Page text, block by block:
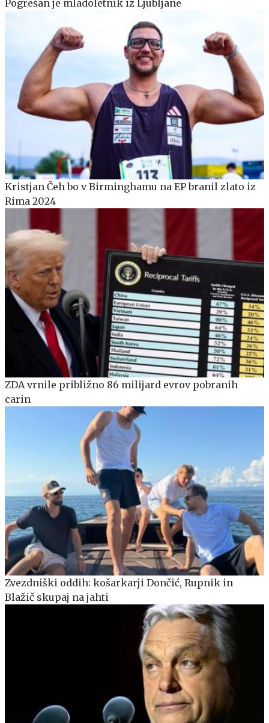
Pogrešan je mladoletnik iz Ljubljane
Kristjan Čeh bo v Birminghamu na EP branil zlato iz
Rima 2024
ZDA vrnile približno 86 milijard evrov pobranih
carin
Zvezdniški oddih: košarkarji Dončić, Rupnik in
Blažič skupaj na jahti